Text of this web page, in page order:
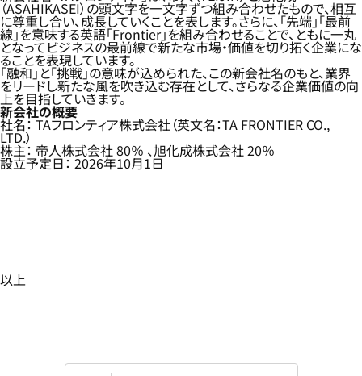
（ASAHIKASEI）の頭文字を一文字ずつ組み合わせたもので、相互
に尊重し合い、成長していくことを表します。さらに、「先端」「最前
線」を意味する英語「Frontier」を組み合わせることで、ともに一丸
となってビジネスの最前線で新たな市場・価値を切り拓く企業にな
ることを表現しています。
「融和」と「挑戦」の意味が込められた、この新会社名のもと、業界
をリードし新たな風を吹き込む存在として、さらなる企業価値の向
上を目指していきます。
新会社の概要
社名： TAフロンティア株式会社（英文名：TA FRONTIER CO.,
LTD.）
株主： 帝人株式会社 80％ 、旭化成株式会社 20％
設立予定日： 2026年10月1日
以上